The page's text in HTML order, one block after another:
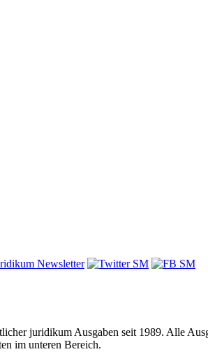
juridikum Ausgaben seit 1989. Alle
im unteren Bereich.